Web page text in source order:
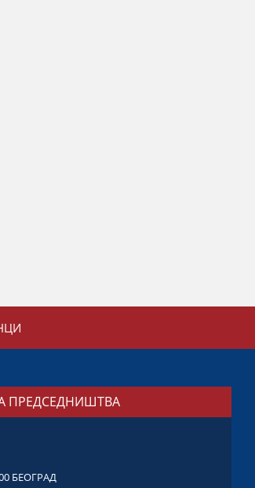
ПРЕДСЕДНИШТВА
БЕОГРАД